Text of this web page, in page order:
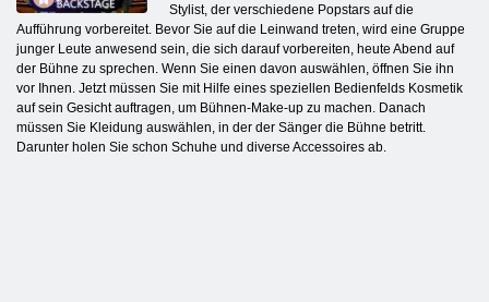
Stylist, der verschiedene Popstars auf die
Aufführung vorbereitet. Bevor Sie auf die Leinwand treten, wird eine Gruppe
junger Leute anwesend sein, die sich darauf vorbereiten, heute Abend auf
der Bühne zu sprechen. Wenn Sie einen davon auswählen, öffnen Sie ihn
vor Ihnen. Jetzt müssen Sie mit Hilfe eines speziellen Bedienfelds Kosmetik
auf sein Gesicht auftragen, um Bühnen-Make-up zu machen. Danach
müssen Sie Kleidung auswählen, in der der Sänger die Bühne betritt.
Darunter holen Sie schon Schuhe und diverse Accessoires ab.